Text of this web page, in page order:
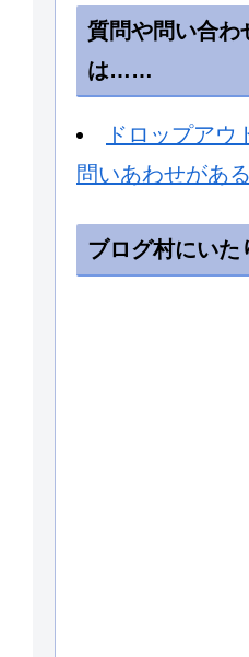
質問や問い合わ
は……
ドロップアウ
問いあわせがあ
ブログ村にいた